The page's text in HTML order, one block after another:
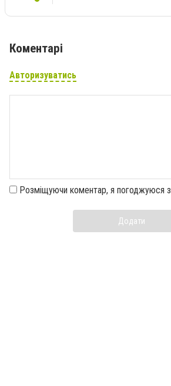
Коментарі
Авторизуватись
Розміщуючи коментар, я погоджуюся з
Додати